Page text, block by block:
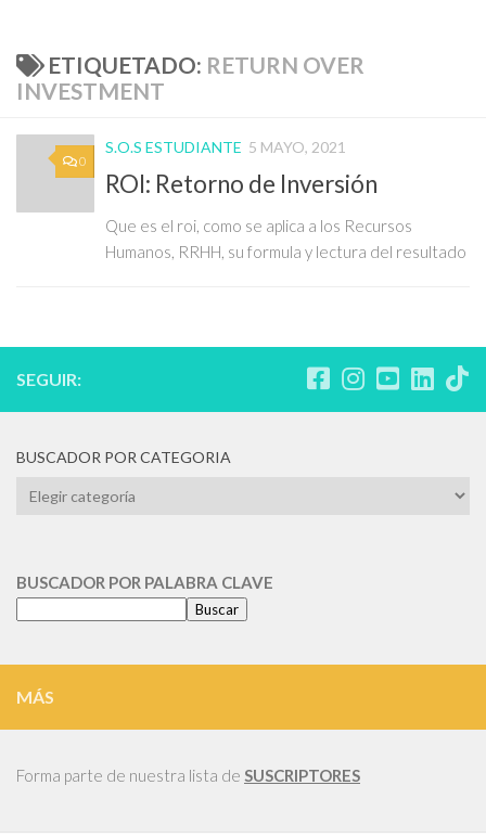
ETIQUETADO: RETURN OVER
INVESTMENT
0
S.O.S ESTUDIANTE 5 MAYO, 2021
ROI: Retorno de Inversión
Que es el roi, como se aplica a los Recursos
Humanos, RRHH, su formula y lectura del resultado
SEGUIR:
BUSCADOR POR CATEGORIA
BUSCADOR
BUSCADOR POR PALABRA CLAVE
Buscar
MÁS
Forma parte de nuestra lista de SUSCRIPTORES